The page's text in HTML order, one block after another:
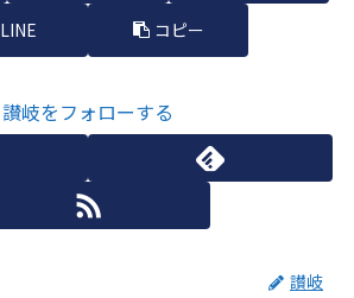
LINE コピー
讃岐をフォローする
讃岐